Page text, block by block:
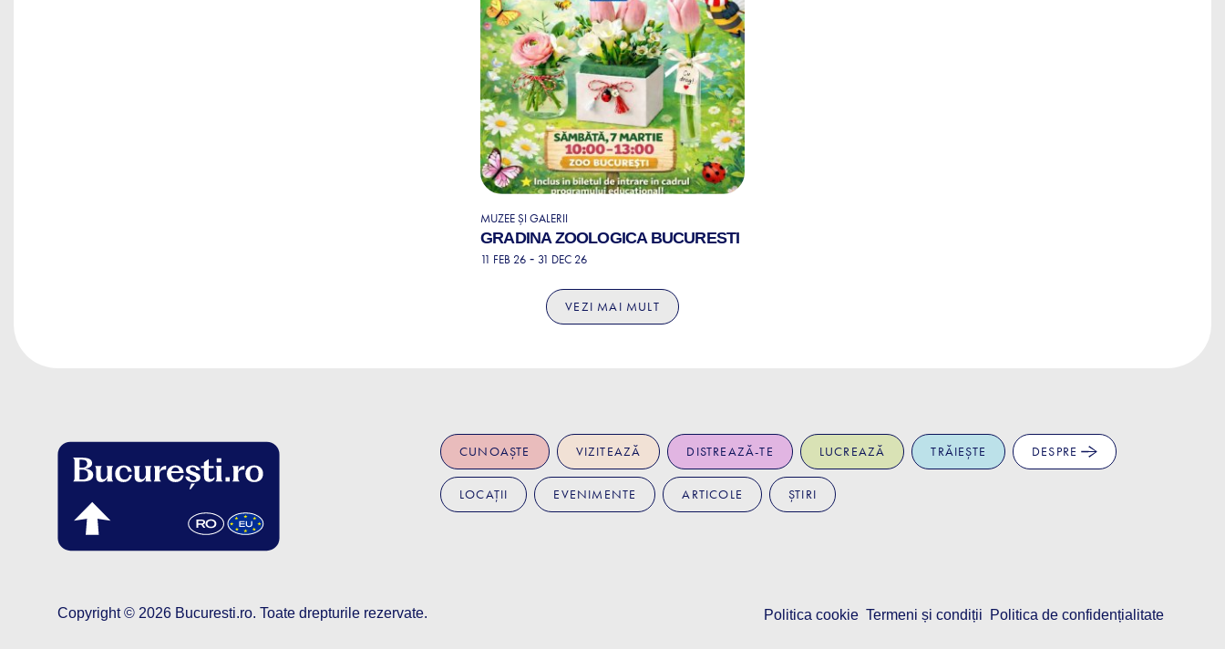
MUZEE ȘI GALERII
GRADINA ZOOLOGICA BUCURESTI
11 FEB 26 - 31 DEC 26
VEZI MAI MULT
CUNOAȘTE VIZITEAZĂ DISTREAZĂ-TE LUCREAZĂ TRĂIEȘTE DESPRE
LOCAȚII EVENIMENTE ARTICOLE ȘTIRI
Copyright © 2026 Bucuresti.ro. Toate drepturile rezervate. Politica cookie Termeni și condiții Politica de confidențialitate